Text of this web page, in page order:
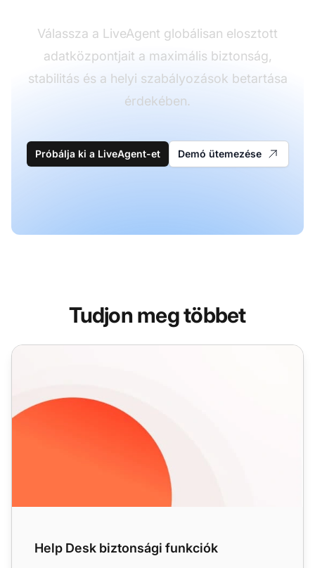
Válassza a LiveAgent globálisan elosztott
adatközpontjait a maximális biztonság,
stabilitás és a helyi szabályozások betartása
érdekében.
Próbálja ki a LiveAgent-et Demó ütemezése
Tudjon meg többet
Help Desk biztonsági funkciók
Help Desk biztonsági funkciók